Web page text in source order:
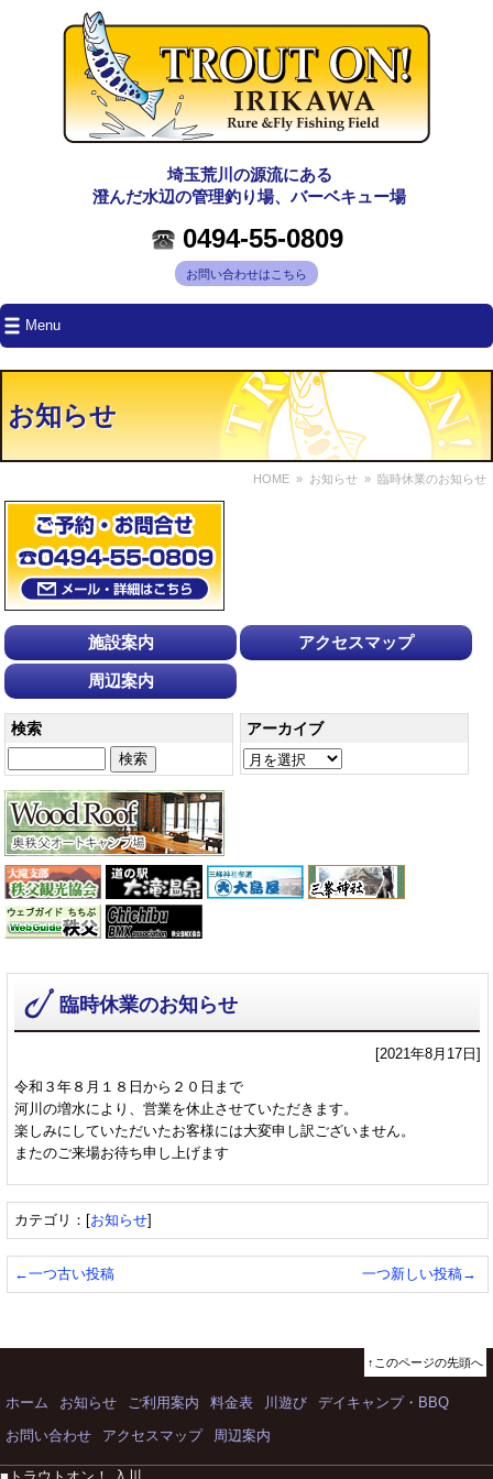
埼玉荒川の源流にある
澄んだ水辺の管理釣り場、バーベキュー場
0494-55-0809
お問い合わせはこちら
Menu
お知らせ
HOME » お知らせ » 臨時休業のお知らせ
施設案内 アクセスマップ
周辺案内
検索 アーカイブ
臨時休業のお知らせ
[2021年8月17日]
令和３年８月１８日から２０日まで
河川の増水により、営業を休止させていただきます。
楽しみにしていただいたお客様には大変申し訳ございません。
またのご来場お待ち申し上げます
カテゴリ：[お知らせ]
←一つ古い投稿 一つ新しい投稿→
↑このページの先頭へ
ホーム お知らせ ご利用案内 料金表 川遊び
デイキャンプ・BBQ
お問い合わせ
アクセスマップ 周辺案内